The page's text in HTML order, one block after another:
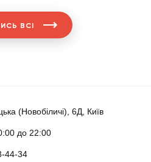
ВСІ
(Новобіличі), 6Д, Київ
до 22:00
44-34